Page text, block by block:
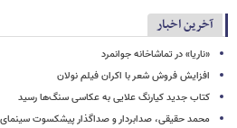
آخرین اخبار
«ناریا» در تماشاخانه جوانمرد
افزایش فروش شعر با اکران فیلم نولان
کتاب جدید کیارنگ علایی به عکاسی سنگ‌ها رسید
محمد حقیقی، صدابردار و صداگذار پیشکسوت